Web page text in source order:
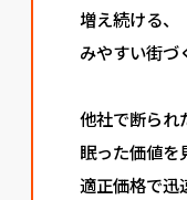
増え続ける、
みやすい街づ
他社で断られ
眠った価値を
適正価格で迅